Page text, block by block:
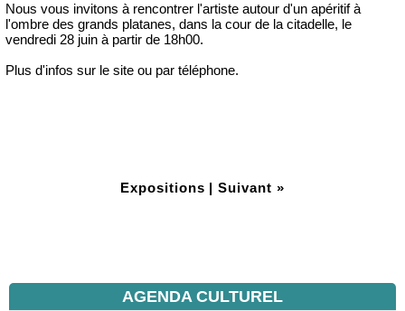
Nous vous invitons à rencontrer l'artiste autour d'un apéritif à
l'ombre des grands platanes, dans la cour de la citadelle, le
vendredi 28 juin à partir de 18h00.
Plus d'infos sur le site ou par téléphone.
Expositions | Suivant »
AGENDA CULTUREL